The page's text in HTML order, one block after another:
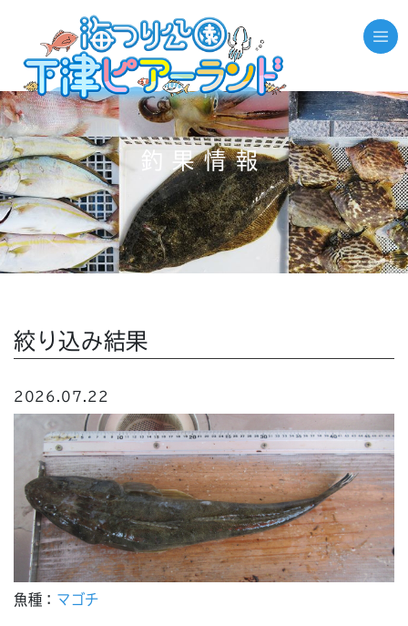
釣果情報
絞り込み結果
2026.07.22
魚種： マゴチ